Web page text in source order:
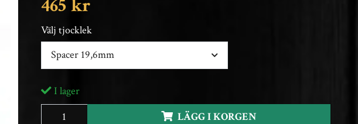
465 kr
Välj tjocklek
Spacer 19,6mm
I lager
LÄGG I KORGEN